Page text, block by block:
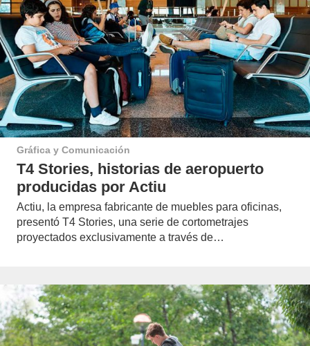
Gráfica y Comunicación
T4 Stories, historias de aeropuerto
producidas por Actiu
Actiu, la empresa fabricante de muebles para oficinas,
presentó T4 Stories, una serie de cortometrajes
proyectados exclusivamente a través de…